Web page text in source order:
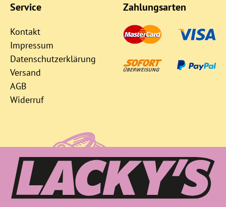
Service
Kontakt
Impressum
Datenschutzerklärung
Versand
AGB
Widerruf
Zahlungsarten